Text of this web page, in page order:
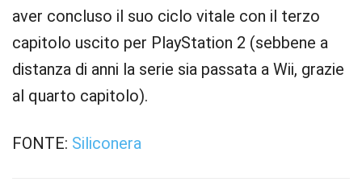
aver concluso il suo ciclo vitale con il terzo
capitolo uscito per PlayStation 2 (sebbene a
distanza di anni la serie sia passata a Wii, grazie
al quarto capitolo).
FONTE: Siliconera